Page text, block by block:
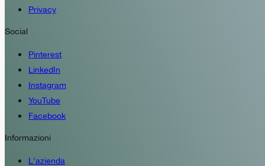
Privacy
Social
Pinterest
LinkedIn
Instagram
YouTube
Facebook
Informazioni
L'azienda